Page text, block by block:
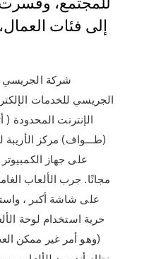
إلى فئات
شركة الجريسي
الجريسي للخدمات
الإنترنت المحدودة (
(طـــواف) مركز
على شاشة أكبر ،
حرية استخدام لوحة
(وهو أمر غير ممكن